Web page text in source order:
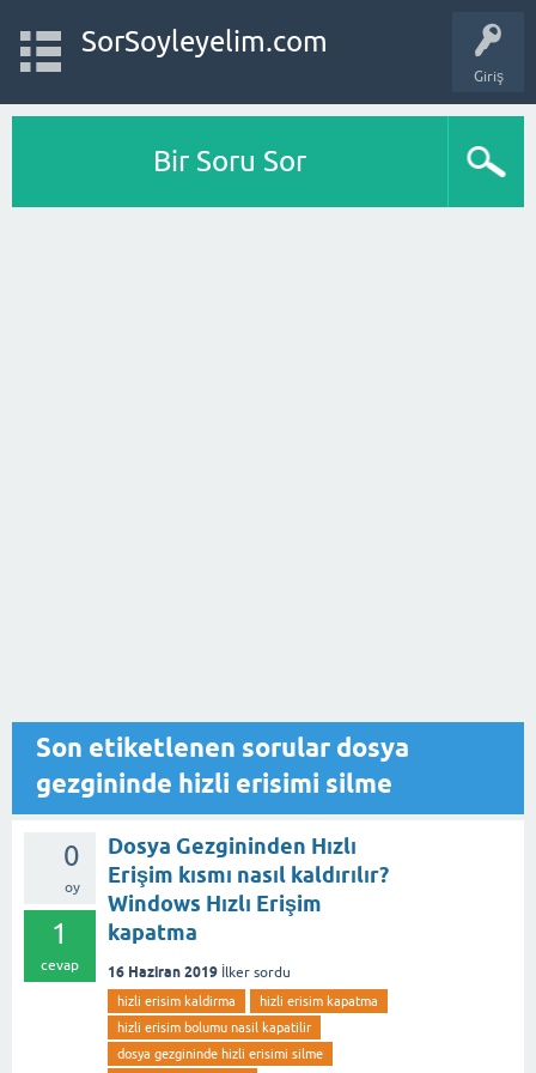
Giriş
SorSoyleyelim.com
Bir Soru Sor
Son etiketlenen sorular dosya
gezgininde hizli erisimi silme
0
oy
1
cevap
Dosya Gezgininden Hızlı
Erişim kısmı nasıl kaldırılır?
Windows Hızlı Erişim
kapatma
16 Haziran 2019 İlker sordu
hizli erisim kaldirma
hizli erisim kapatma
hizli erisim bolumu nasil kapatilir
dosya gezgininde hizli erisimi silme